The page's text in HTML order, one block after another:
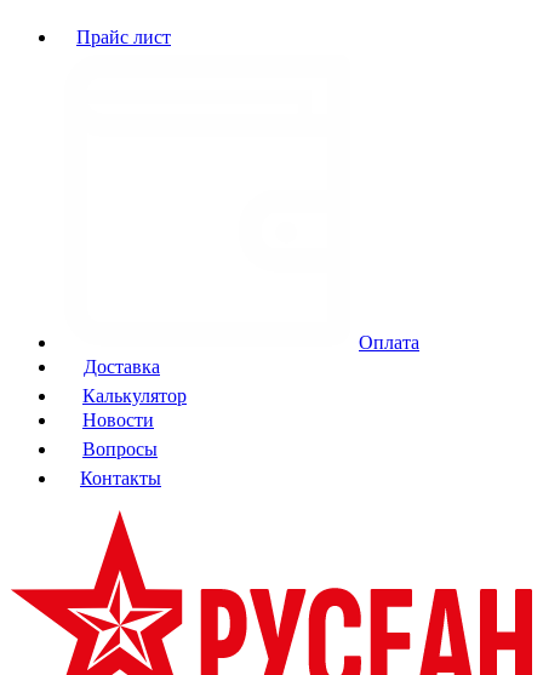
Прайс лист
Оплата
Доставка
Калькулятор
Новости
Вопросы
Контакты